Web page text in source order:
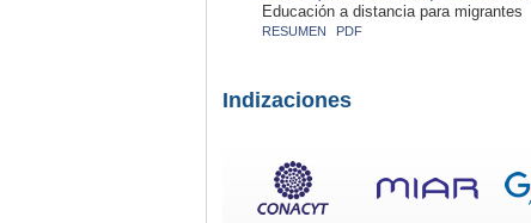
Educación a distancia para migrantes
RESUMEN PDF
Indizaciones